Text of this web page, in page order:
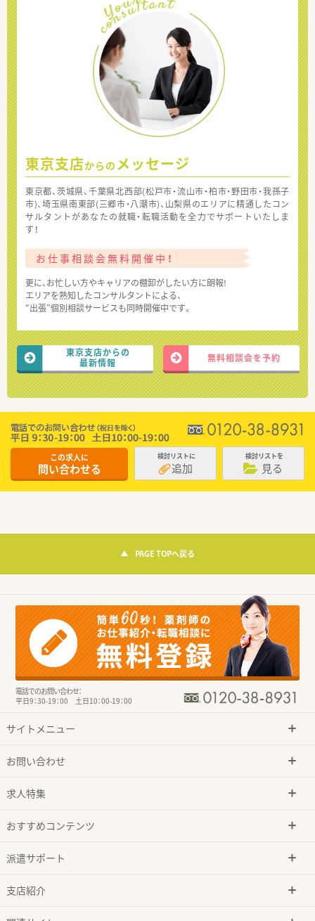
東京支店からの メッセージ
東京都、茨城県、千葉県北西部(松戸市・流山市・柏市・野田市・我孫子
市)、埼玉県南東部(三郷市・八潮市)、山梨県のエリアに精通したコン
サルタントがあなたの就職・転職活動を全力でサポートいたしま
す！
お仕事相談会無料開催中！
更に、お忙しい方やキャリアの棚卸がしたい方に朗報!
エリアを熟知したコンサルタントによる、
“出張”個別相談サービスも同時開催中です。
東京支店からの
最新情報
無料相談会を予約
この求人に
問い合わせる
検討リストに
追加
検討リストを
見る
PAGE TOPへ戻る
電話でのお問い合わせ：
平日9：30-19：00 土日10：00-19：00
サイトメニュー
お問い合わせ
求人特集
おすすめコンテンツ
派遣サポート
支店紹介